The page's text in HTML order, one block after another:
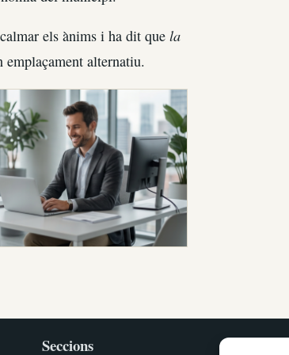
els ànims i ha dit que la
emplaçament alternatiu.
Seccions